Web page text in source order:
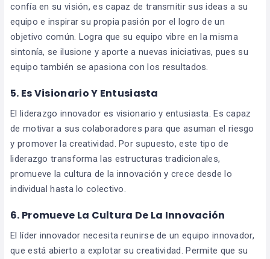
confía en su visión, es capaz de transmitir sus ideas a su
equipo e inspirar su propia pasión por el logro de un
objetivo común. Logra que su equipo vibre en la misma
sintonía, se ilusione y aporte a nuevas iniciativas, pues su
equipo también se apasiona con los resultados.
5. Es Visionario Y Entusiasta
El liderazgo innovador es visionario y entusiasta. Es capaz
de motivar a sus colaboradores para que asuman el riesgo
y promover la creatividad. Por supuesto, este tipo de
liderazgo transforma las estructuras tradicionales,
promueve la cultura de la innovación y crece desde lo
individual hasta lo colectivo.
6. Promueve La Cultura De La Innovación
El líder innovador necesita reunirse de un equipo innovador,
que está abierto a explotar su creatividad. Permite que su